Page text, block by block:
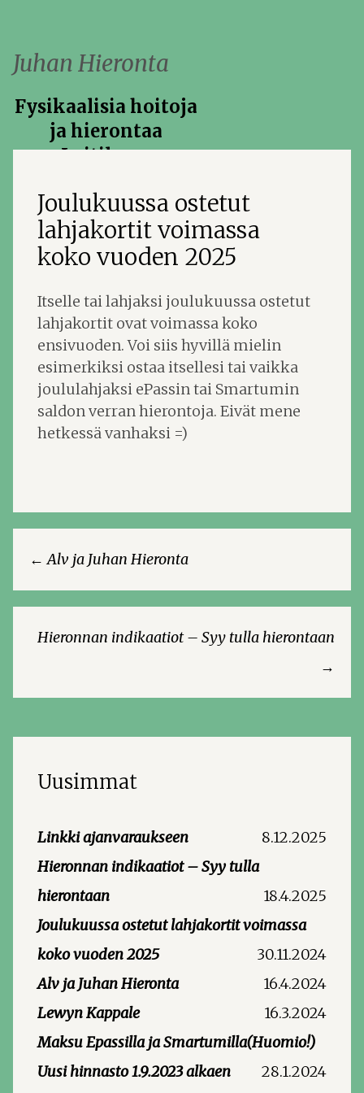
Juhan Hieronta
Fysikaalisia hoitoja
ja hierontaa
Laitilassa
Joulukuussa ostetut
lahjakortit voimassa
koko vuoden 2025
Itselle tai lahjaksi joulukuussa ostetut
lahjakortit ovat voimassa koko
ensivuoden. Voi siis hyvillä mielin
esimerkiksi ostaa itsellesi tai vaikka
joululahjaksi ePassin tai Smartumin
saldon verran hierontoja. Eivät mene
hetkessä vanhaksi =)
Artikkelien
selaus
← Alv ja Juhan Hieronta
Hieronnan indikaatiot – Syy tulla hierontaan
→
Uusimmat
Linkki ajanvaraukseen
8.12.2025
Hieronnan indikaatiot – Syy tulla
hierontaan
18.4.2025
Joulukuussa ostetut lahjakortit voimassa
koko vuoden 2025
30.11.2024
Alv ja Juhan Hieronta
16.4.2024
Lewyn Kappale
16.3.2024
Maksu Epassilla ja Smartumilla(Huomio!)
28.1.2024
Uusi hinnasto 1.9.2023 alkaen